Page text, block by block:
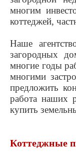
многим
коттеджей,
Наше
загородных
многие годы
многими
предложить
работа наших
купить
Коттеджные